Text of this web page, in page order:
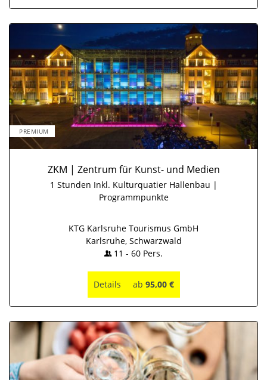
PREMIUM
ZKM | Zentrum für Kunst- und Medien
1 Stunden Inkl. Kulturquatier Hallenbau |
Programmpunkte
KTG Karlsruhe Tourismus GmbH
Karlsruhe, Schwarzwald
11 - 60 Pers.
Details ab 95,00 €